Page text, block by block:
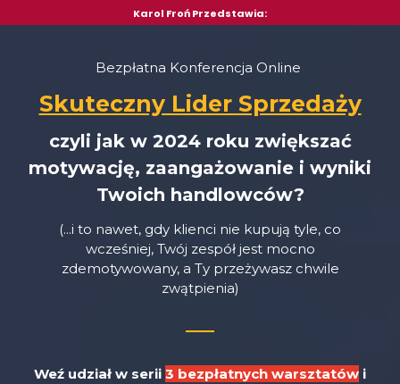
Karol Froń Przedstawia:
Bezpłatna Konferencja Online
Skuteczny Lider Sprzedaży
czyli jak w 2024 roku zwiększać
motywację, zaangażowanie i wyniki
Twoich handlowców?
(...i to nawet, gdy klienci nie kupują tyle, co
wcześniej, Twój zespół jest mocno
zdemotywowany, a Ty przeżywasz chwile
zwątpienia)
Weź udział w serii 3 bezpłatnych warsztatów i